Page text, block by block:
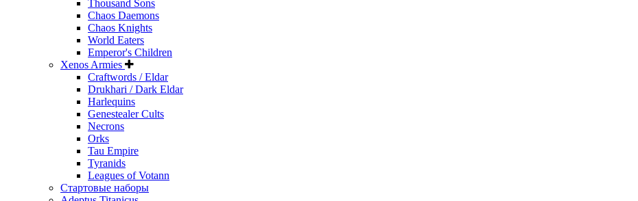
Thousand Sons
Chaos Daemons
Chaos Knights
World Eaters
Emperor's Children
Xenos Armies
Craftwords / Eldar
Drukhari / Dark Eldar
Harlequins
Genestealer Cults
Necrons
Orks
Tau Empire
Tyranids
Leagues of Votann
Стартовые наборы